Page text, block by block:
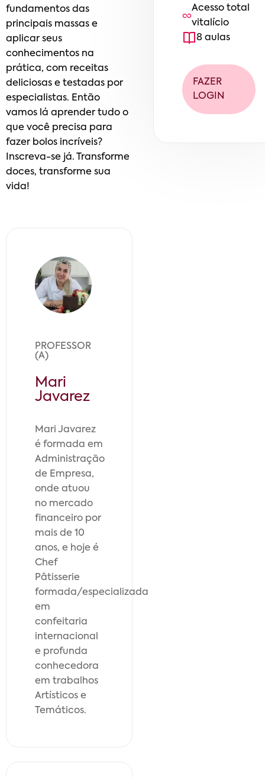
fundamentos das
principais massas e
aplicar seus
conhecimentos na
prática, com receitas
deliciosas e testadas por
especialistas. Então
vamos lá aprender tudo o
que você precisa para
fazer bolos incríveis?
Inscreva-se já. Transforme
doces, transforme sua
vida!
PROFESSOR
(A)
Mari
Javarez
Mari Javarez
é formada em
Administração
de Empresa,
onde atuou
no mercado
financeiro por
mais de 10
anos, e hoje é
Chef
Pâtisserie
formada/especializada
em
confeitaria
internacional
e profunda
conhecedora
em trabalhos
Artísticos e
Temáticos.
Acesso total
vitalício
8 aulas
FAZER
LOGIN